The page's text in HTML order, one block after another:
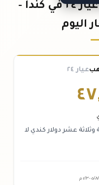
سعر ربع كيلو الذهب عيار ٢٤ في كندا -
اليوم
عيار ٢٤
٤٧
عشر دولار كندي لا
/٠٨/ ٠١:٢٣ م